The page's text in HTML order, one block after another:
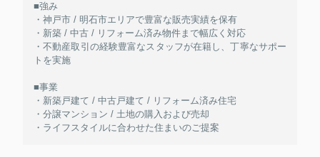
■強み
・神戸市 / 明石市エリアで豊富な販売実績を保有
・新築 / 中古 / リフォーム済み物件まで幅広く対応
・不動産取引の経験豊富なスタッフが在籍し、丁寧なサポー
トを実施
■事業
・新築戸建て / 中古戸建て / リフォーム済み住宅
・分譲マンション / 土地の購入および売却
・ライフスタイルに合わせた住まいのご提案